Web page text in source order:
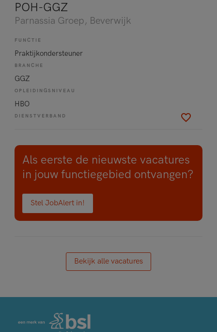
POH-GGZ
Parnassia Groep, Beverwijk
FUNCTIE
Praktijkondersteuner
BRANCHE
GGZ
OPLEIDINGSNIVEAU
HBO
DIENSTVERBAND
Als eerste de nieuwste vacatures
in jouw functiegebied ontvangen?
Stel JobAlert in!
Bekijk alle vacatures